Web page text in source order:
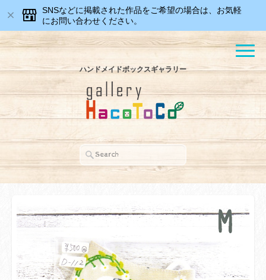
SNSなどに掲載された作品をご希望の場合は、お気軽
にお問い合わせください。
ハンドメイドボックスギャラリー